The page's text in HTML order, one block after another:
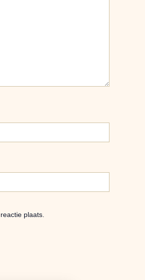
plaats.